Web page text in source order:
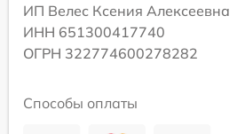
ИП Велес Ксения Алексеевна
ИНН 651300417740
ОГРН 322774600278282
Способы оплаты